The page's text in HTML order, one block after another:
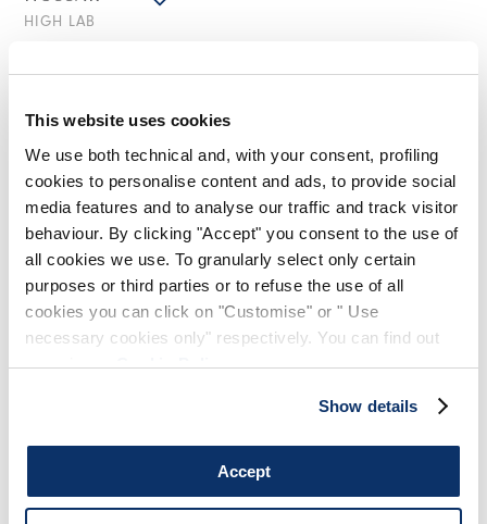
This website uses cookies
We use both technical and, with your consent, profiling
cookies to personalise content and ads, to provide social
media features and to analyse our traffic and track visitor
behaviour. By clicking "Accept" you consent to the use of
all cookies we use. To granularly select only certain
purposes or third parties or to refuse the use of all
cookies you can click on "Customise" or " Use
necessary cookies only" respectively. You can find out
more in ourCookie Policy.
Show details
Accept
HIGH LAB
165,00 CHF
275,00 CHF -40%
NOTES DE STYLE
La blouse Hussar combine raffinement et sensualité : l'effet nu
est le résultat de la dentelle macramé travaillée avec des
dessins floraux et géométriques, tandis que le design ballon
est créé par l'arricciatura frontale et au poignet, pour une
touche romantique.
Col rond à côtes. Épaules tombantes. Manches longues avec
Dentelle macramé, poids léger, main souple.